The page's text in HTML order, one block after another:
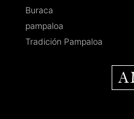
Buraca
pampaloa
Tradición Pampaloa